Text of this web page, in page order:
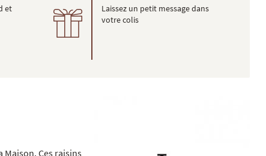
et
Laissez un petit message dans
votre colis
Maison. Ces raisins